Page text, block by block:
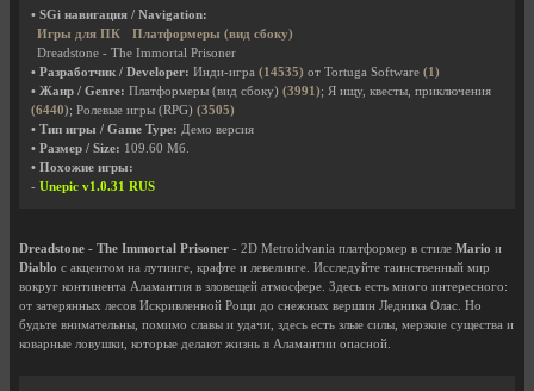
• SGi навигация / Navigation:
Игры для ПК
Платформеры (вид сбоку)
Dreadstone - The Immortal Prisoner
• Разработчик / Developer: Инди-игра (14535) от Tortuga Software (1)
• Жанр / Genre: Платформеры (вид сбоку) (3991); Я ищу, квесты, приключения
(6440); Ролевые игры (RPG) (3505)
• Тип игры / Game Type: Демо версия
• Размер / Size: 109.60 Мб.
• Похожие игры:
- Unepic v1.0.31 RUS
Dreadstone - The Immortal Prisoner - 2D Metroidvania платформер в стиле Mario и
Diablo с акцентом на лутинге, крафте и левелинге. Исследуйте таинственный мир
вокруг континента Аламантия в зловещей атмосфере. Здесь есть много интересного:
от затерянных лесов Искривленной Рощи до снежных вершин Ледника Олас. Но
будьте внимательны, помимо славы и удачи, здесь есть злые силы, мерзкие существа и
коварные ловушки, которые делают жизнь в Аламантии опасной.